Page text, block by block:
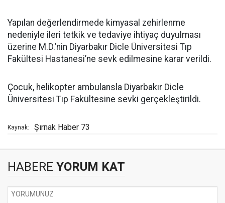
Yapılan değerlendirmede kimyasal zehirlenme
nedeniyle ileri tetkik ve tedaviye ihtiyaç duyulması
üzerine M.D.’nin Diyarbakır Dicle Üniversitesi Tıp
Fakültesi Hastanesi’ne sevk edilmesine karar verildi.
Çocuk, helikopter ambulansla Diyarbakır Dicle
Üniversitesi Tıp Fakültesine sevki gerçekleştirildi.
Kaynak: Şırnak Haber 73
HABERE YORUM KAT